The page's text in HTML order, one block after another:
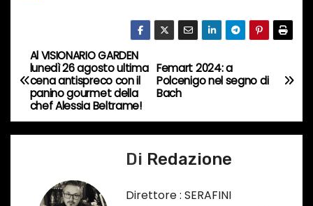
o
…
N
a
v
Femart 2024: a
Polcenigo nel segno di
Bach
Al VISIONARIO GARDEN
lunedì 26 agosto ultima
cena antispreco con il
panino gourmet della
chef Alessia Beltrame!
Di Redazione
Direttore : SERAFINI